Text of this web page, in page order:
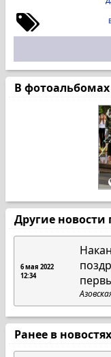
В фотоальбомах
Другие новости
6 мая 2022
12:34
Ранее в новостях